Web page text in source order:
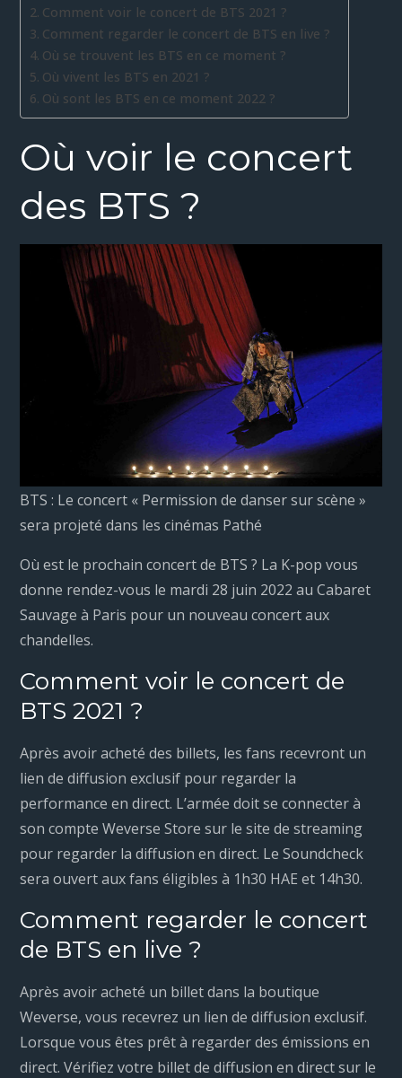
Comment voir le concert de BTS 2021 ?
Comment regarder le concert de BTS en live ?
Où se trouvent les BTS en ce moment ?
Où vivent les BTS en 2021 ?
Où sont les BTS en ce moment 2022 ?
Où voir le concert
des BTS ?
BTS : Le concert « Permission de danser sur scène »
sera projeté dans les cinémas Pathé
Où est le prochain concert de BTS ? La K-pop vous
donne rendez-vous le mardi 28 juin 2022 au Cabaret
Sauvage à Paris pour un nouveau concert aux
chandelles.
Comment voir le concert de
BTS 2021 ?
Après avoir acheté des billets, les fans recevront un
lien de diffusion exclusif pour regarder la
performance en direct. L’armée doit se connecter à
son compte Weverse Store sur le site de streaming
pour regarder la diffusion en direct. Le Soundcheck
sera ouvert aux fans éligibles à 1h30 HAE et 14h30.
Comment regarder le concert
de BTS en live ?
Après avoir acheté un billet dans la boutique
Weverse, vous recevrez un lien de diffusion exclusif.
Lorsque vous êtes prêt à regarder des émissions en
direct. Vérifiez votre billet de diffusion en direct sur le